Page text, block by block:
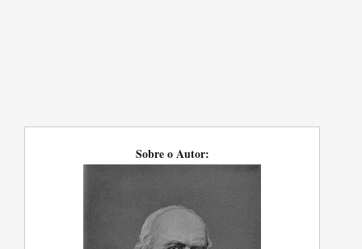
Sobre o Autor: